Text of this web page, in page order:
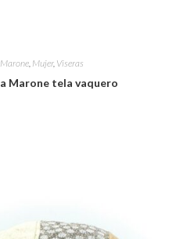
Marone, Mujer, Viseras
Marone tela vaquero